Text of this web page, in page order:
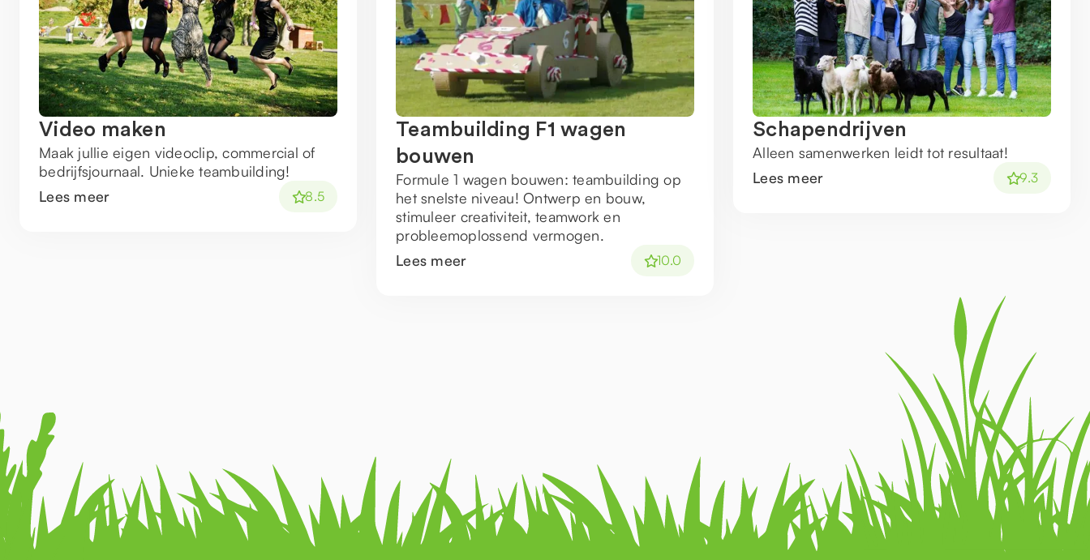
Video maken
Maak jullie eigen videoclip, commercial of
bedrijfsjournaal. Unieke teambuilding!
Lees meer
8.5
Teambuilding F1 wagen
bouwen
Formule 1 wagen bouwen: teambuilding op
het snelste niveau! Ontwerp en bouw,
stimuleer creativiteit, teamwork en
probleemoplossend vermogen.
Lees meer
10.0
Schapendrijven
Alleen samenwerken leidt tot resultaat!
Lees meer
9.3